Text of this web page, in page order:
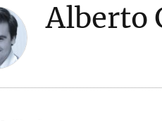
Alberto